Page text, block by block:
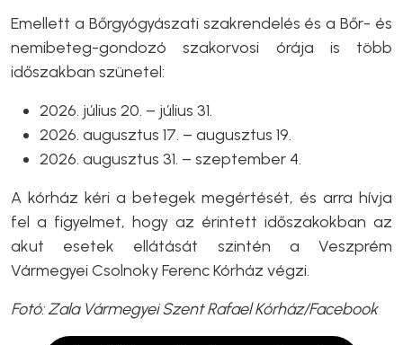
Emellett a Bőrgyógyászati szakrendelés és a Bőr- és
nemibeteg-gondozó szakorvosi órája is több
időszakban szünetel:
2026. július 20. – július 31.
2026. augusztus 17. – augusztus 19.
2026. augusztus 31. – szeptember 4.
A kórház kéri a betegek megértését, és arra hívja
fel a figyelmet, hogy az érintett időszakokban az
akut esetek ellátását szintén a Veszprém
Vármegyei Csolnoky Ferenc Kórház végzi.
Fotó: Zala Vármegyei Szent Rafael Kórház/Facebook